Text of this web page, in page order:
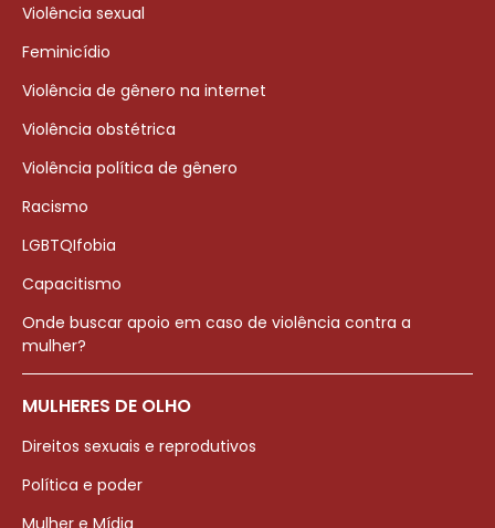
Violência sexual
Feminicídio
Violência de gênero na internet
Violência obstétrica
Violência política de gênero
Racismo
LGBTQIfobia
Capacitismo
Onde buscar apoio em caso de violência contra a
mulher?
MULHERES DE OLHO
Direitos sexuais e reprodutivos
Política e poder